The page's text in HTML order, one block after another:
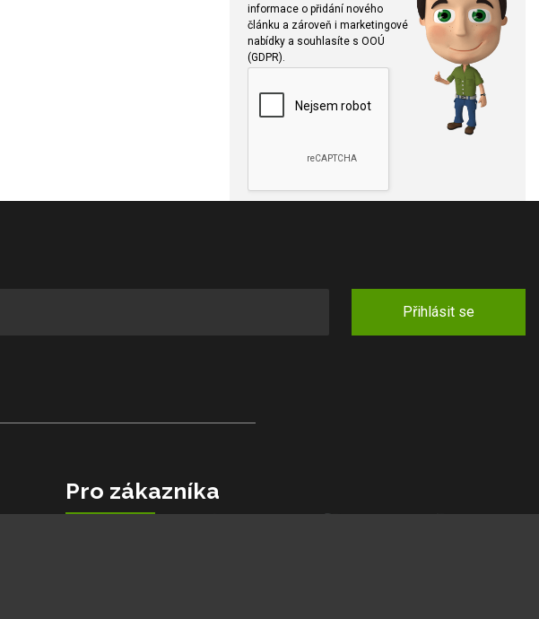
informace o přidání nového
článku a zároveň i marketingové
nabídky a souhlasíte s OOÚ
(GDPR).
Přihlásit se
Pro zákazníka